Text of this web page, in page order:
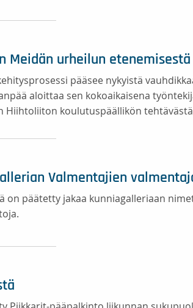
Meidän urheilun etenemisestä
pääsee nykyistä
aloittaa sen kokoaikaisena
Hiihtoliiton koulutuspäällikön
Valmentajien
on päätetty jakaa kunniagalleriaan